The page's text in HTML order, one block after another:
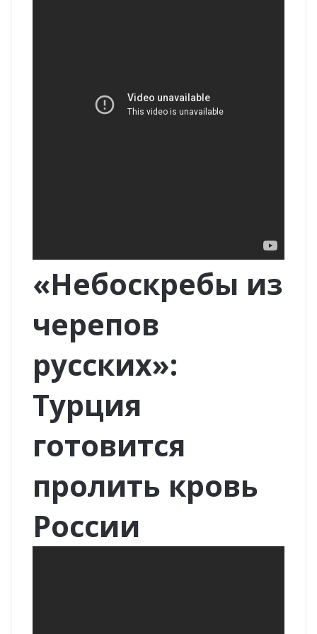
«Небоскребы из
черепов
русских»:
Турция
готовится
пролить кровь
России